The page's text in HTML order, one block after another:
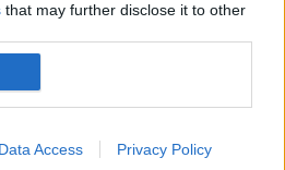
that may further disclose it to other
Data Access Privacy Policy
Turda. A ascuns
spatele zâmbetului:
greu